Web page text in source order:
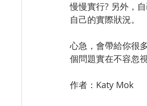
慢慢實行? 另外，
自己的實際狀況。
心急，會帶給你很
個問題實在不容忽
作者：Katy Mok